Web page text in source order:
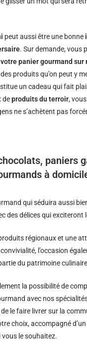
peut aussi être une bonne
. Sur demande, vous
panier gourmand sur
produits qu’on peut y
un cadeau qui fait
deproduits du terroir,
ne s’achètent pas
paniers
à
qui séduira aussi
des délices qui exciteront
régionaux et une
l’occasion
du patrimoine
la possibilité de
avec nos
le faire livrer sur la
choix, accompagné
vous le souhaitez.